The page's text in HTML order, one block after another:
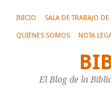
INICIO SALA DE TRABAJO
QUIÉNES SOMOS NOTA
El Blog de la